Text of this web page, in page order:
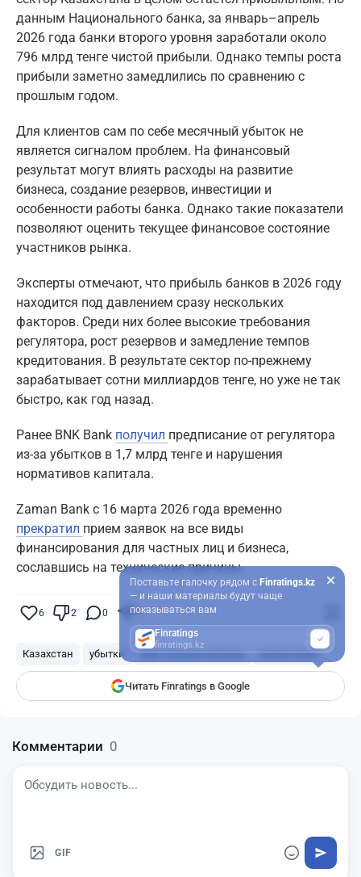
данным Национального банка, за январь–апрель
2026 года банки второго уровня заработали около
796 млрд тенге чистой прибыли. Однако темпы роста
прибыли заметно замедлились по сравнению с
прошлым годом.
Для клиентов сам по себе месячный убыток не
является сигналом проблем. На финансовый
результат могут влиять расходы на развитие
бизнеса, создание резервов, инвестиции и
особенности работы банка. Однако такие показатели
позволяют оценить текущее финансовое состояние
участников рынка.
Эксперты отмечают, что прибыль банков в 2026 году
находится под давлением сразу нескольких
факторов. Среди них более высокие требования
регулятора, рост резервов и замедление темпов
кредитования. В результате сектор по-прежнему
зарабатывает сотни миллиардов тенге, но уже не так
быстро, как год назад.
Ранее BNK Bank получил предписание от регулятора
из-за убытков в 1,7 млрд тенге и нарушения
нормативов капитала.
Zaman Bank с 16 марта 2026 года временно
прекратил прием заявок на все виды
финансирования для частных лиц и бизнеса,
сославшись на технические причины.
6 2 0 4
Казахстан убытки BNK Commercial Bank Zaman Bank
Читать Finratings в Google
Поставьте галочку рядом с Finratings.kz
— и наши материалы будут чаще
показываться вам
Finratings
finratings.kz
Комментарии 0
GIF